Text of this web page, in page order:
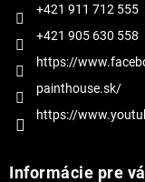
+421 911 712 555
+421 905 630 558
https://
painthouse.sk/
https://
Informácie pre